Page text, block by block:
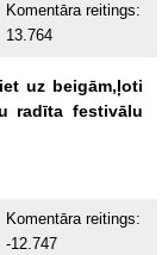
Komentāra reitings:
13.764
iet uz beigām,ļoti
radīta festivālu
Komentāra reitings:
-12.747